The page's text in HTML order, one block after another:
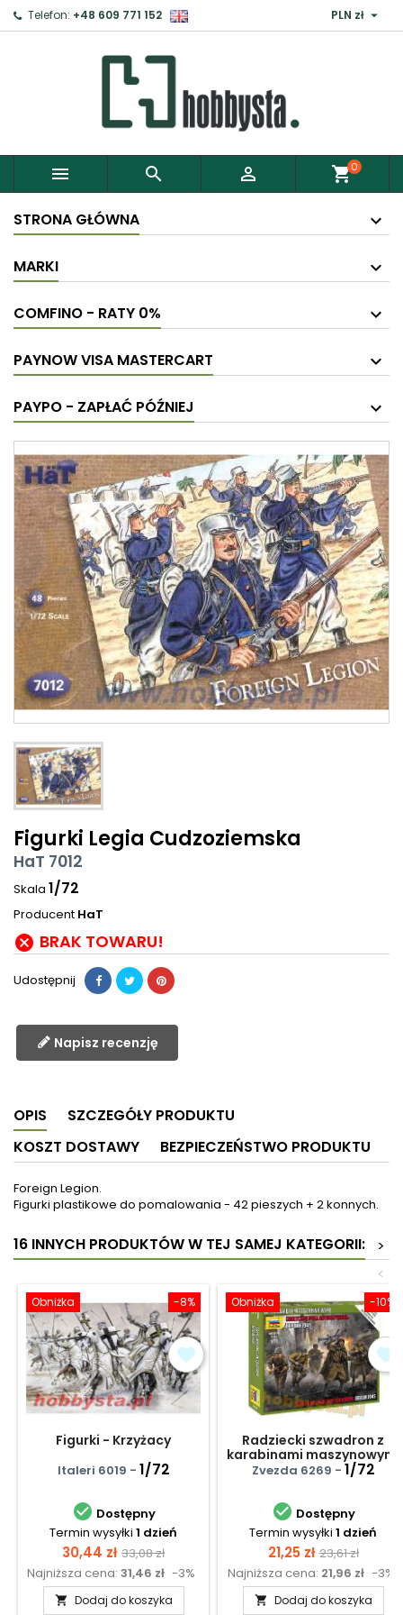
Telefon: +48 609 771 152 PLN zł 
   shopping_cart0
STRONA GŁÓWNA
MARKI
COMFINO - RATY 0%
PAYNOW VISA MASTERCART
PAYPO - ZAPŁAĆ PÓŹNIEJ
Figurki Legia Cudzoziemska
HaT 7012
Skala 1/72
Producent HaT
 BRAK TOWARU!
Udostępnij
Napisz recenzję
OPIS
SZCZEGÓŁY PRODUKTU
KOSZT DOSTAWY
BEZPIECZEŃSTWO PRODUKTU
Foreign Legion.
Figurki plastikowe do pomalowania - 42 pieszych + 2 konnych.
16 INNYCH PRODUKTÓW W TEJ SAMEJ KATEGORII:
>
<
-8%
Obniżka
Figurki - Krzyżacy
Italeri 6019 - 1/72
 Dostępny
Termin wysyłki 1 dzień
Cena
30,44 zł Cena
podstawowa
33,08 zł
Najniższa cena: 31,46 zł -3%
 Dodaj do koszyka
-10%
Obniżka
Radziecki szwadron z
karabinami maszynowymi
- Berlin 1945
Zvezda 6269 - 1/72
 Dostępny
Termin wysyłki 1 dzień
Cena
21,25 zł Cena
23,61 zł
Najniższa cena: 21,96 zł -3%
 Dodaj do koszyka